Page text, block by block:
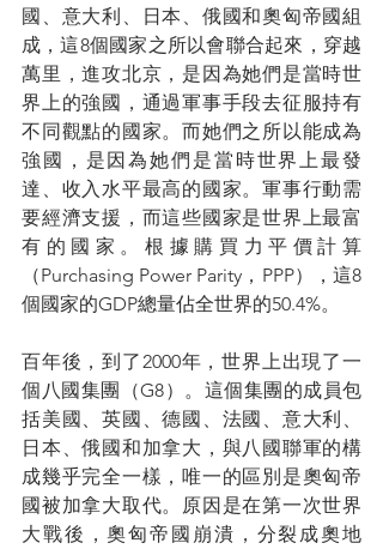
國、意大利、日本、俄國和奧匈帝國組
成，這8個國家之所以會聯合起來，穿越
萬里，進攻北京，是因為她們是當時世
界上的強國，通過軍事手段去征服持有
不同觀點的國家。而她們之所以能成為
強國，是因為她們是當時世界上最發
達、收入水平最高的國家。軍事行動需
要經濟支援，而這些國家是世界上最富
有的國家。根據購買力平價計算
（Purchasing Power Parity，PPP），這8
個國家的GDP總量佔全世界的50.4%。
百年後，到了2000年，世界上出現了一
個八國集團（G8）。這個集團的成員包
括美國、英國、德國、法國、意大利、
日本、俄國和加拿大，與八國聯軍的構
成幾乎完全一樣，唯一的區別是奧匈帝
國被加拿大取代。原因是在第一次世界
大戰後，奧匈帝國崩潰，分裂成奧地